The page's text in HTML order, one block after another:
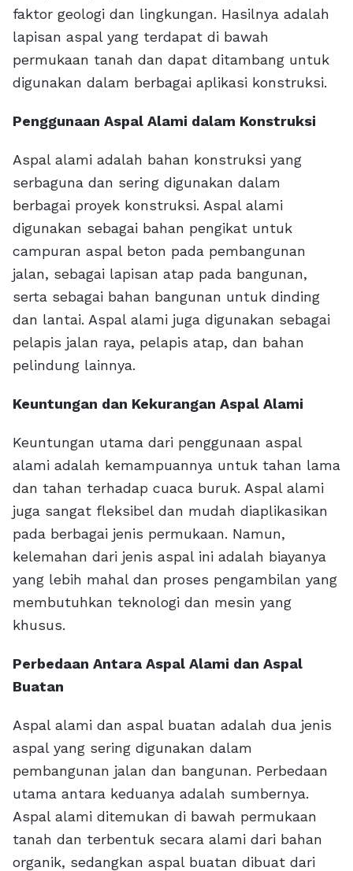
faktor geologi dan lingkungan. Hasilnya adalah
lapisan aspal yang terdapat di bawah
permukaan tanah dan dapat ditambang untuk
digunakan dalam berbagai aplikasi konstruksi.
Penggunaan Aspal Alami dalam Konstruksi
Aspal alami adalah bahan konstruksi yang
serbaguna dan sering digunakan dalam
berbagai proyek konstruksi. Aspal alami
digunakan sebagai bahan pengikat untuk
campuran aspal beton pada pembangunan
jalan, sebagai lapisan atap pada bangunan,
serta sebagai bahan bangunan untuk dinding
dan lantai. Aspal alami juga digunakan sebagai
pelapis jalan raya, pelapis atap, dan bahan
pelindung lainnya.
Keuntungan dan Kekurangan Aspal Alami
Keuntungan utama dari penggunaan aspal
alami adalah kemampuannya untuk tahan lama
dan tahan terhadap cuaca buruk. Aspal alami
juga sangat fleksibel dan mudah diaplikasikan
pada berbagai jenis permukaan. Namun,
kelemahan dari jenis aspal ini adalah biayanya
yang lebih mahal dan proses pengambilan yang
membutuhkan teknologi dan mesin yang
khusus.
Perbedaan Antara Aspal Alami dan Aspal
Buatan
Aspal alami dan aspal buatan adalah dua jenis
aspal yang sering digunakan dalam
pembangunan jalan dan bangunan. Perbedaan
utama antara keduanya adalah sumbernya.
Aspal alami ditemukan di bawah permukaan
tanah dan terbentuk secara alami dari bahan
organik, sedangkan aspal buatan dibuat dari